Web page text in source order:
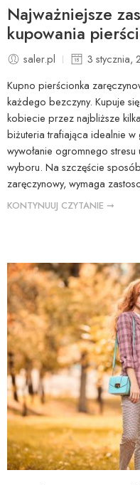
Najważniejsze
kupowania
saler.pl
3 stycznia,
Kupno pierścionka
każdego bezczyny. Kupuje
kobiecie przez najbliższe
biżuteria trafiająca idealnie
wywołanie ogromnego
wyboru. Na szczęście
zaręczynowy, wymaga
KONTYNUUJ CZYTANIE ➞